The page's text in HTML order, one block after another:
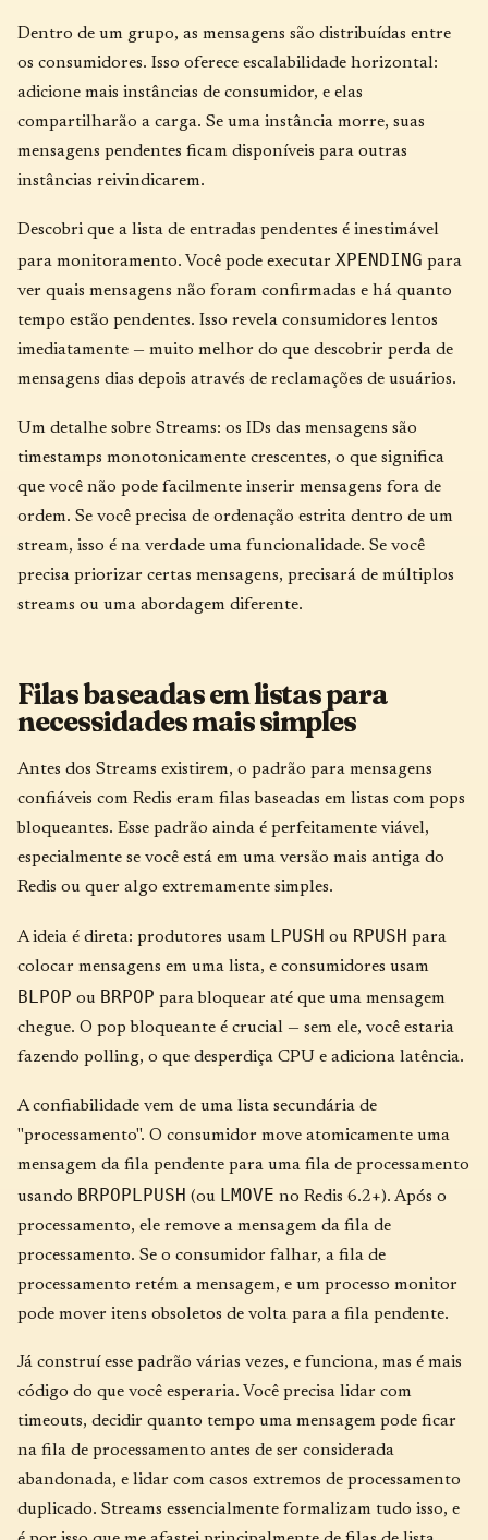
Dentro de um grupo, as mensagens são distribuídas entre
os consumidores. Isso oferece escalabilidade horizontal:
adicione mais instâncias de consumidor, e elas
compartilharão a carga. Se uma instância morre, suas
mensagens pendentes ficam disponíveis para outras
instâncias reivindicarem.
Descobri que a lista de entradas pendentes é inestimável
para monitoramento. Você pode executar XPENDING para
ver quais mensagens não foram confirmadas e há quanto
tempo estão pendentes. Isso revela consumidores lentos
imediatamente — muito melhor do que descobrir perda de
mensagens dias depois através de reclamações de usuários.
Um detalhe sobre Streams: os IDs das mensagens são
timestamps monotonicamente crescentes, o que significa
que você não pode facilmente inserir mensagens fora de
ordem. Se você precisa de ordenação estrita dentro de um
stream, isso é na verdade uma funcionalidade. Se você
precisa priorizar certas mensagens, precisará de múltiplos
streams ou uma abordagem diferente.
Filas baseadas em listas para
necessidades mais simples
Antes dos Streams existirem, o padrão para mensagens
confiáveis com Redis eram filas baseadas em listas com pops
bloqueantes. Esse padrão ainda é perfeitamente viável,
especialmente se você está em uma versão mais antiga do
Redis ou quer algo extremamente simples.
A ideia é direta: produtores usam LPUSH ou RPUSH para
colocar mensagens em uma lista, e consumidores usam
BLPOP ou BRPOP para bloquear até que uma mensagem
chegue. O pop bloqueante é crucial — sem ele, você estaria
fazendo polling, o que desperdiça CPU e adiciona latência.
A confiabilidade vem de uma lista secundária de
"processamento". O consumidor move atomicamente uma
mensagem da fila pendente para uma fila de processamento
usando BRPOPLPUSH (ou LMOVE no Redis 6.2+). Após o
processamento, ele remove a mensagem da fila de
processamento. Se o consumidor falhar, a fila de
processamento retém a mensagem, e um processo monitor
pode mover itens obsoletos de volta para a fila pendente.
Já construí esse padrão várias vezes, e funciona, mas é mais
código do que você esperaria. Você precisa lidar com
timeouts, decidir quanto tempo uma mensagem pode ficar
na fila de processamento antes de ser considerada
abandonada, e lidar com casos extremos de processamento
duplicado. Streams essencialmente formalizam tudo isso, e